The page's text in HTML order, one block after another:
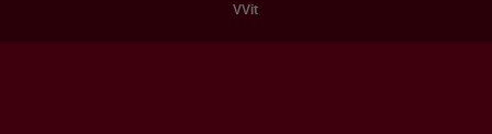
VVit